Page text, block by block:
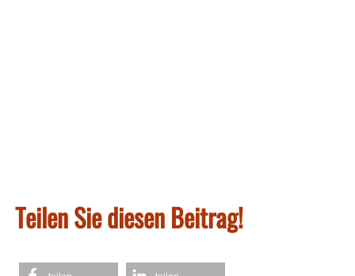
Teilen Sie diesen Beitrag!